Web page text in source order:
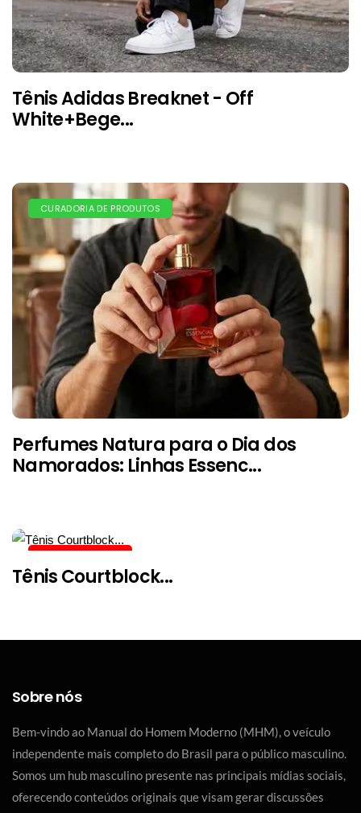
Tênis Adidas Breaknet - Off
White+Bege...
CURADORIA DE PRODUTOS
Perfumes Natura para o Dia dos
Namorados: Linhas Essenc...
ALERTA DE PREÇO
Tênis Courtblock...
Sobre nós
Bem-vindo ao Manual do Homem Moderno (MHM), o veículo
independente mais completo do Brasil para o público masculino.
Somos um hub masculino presente nas principais mídias sociais,
oferecendo conteúdos originais que visam gerar discussões